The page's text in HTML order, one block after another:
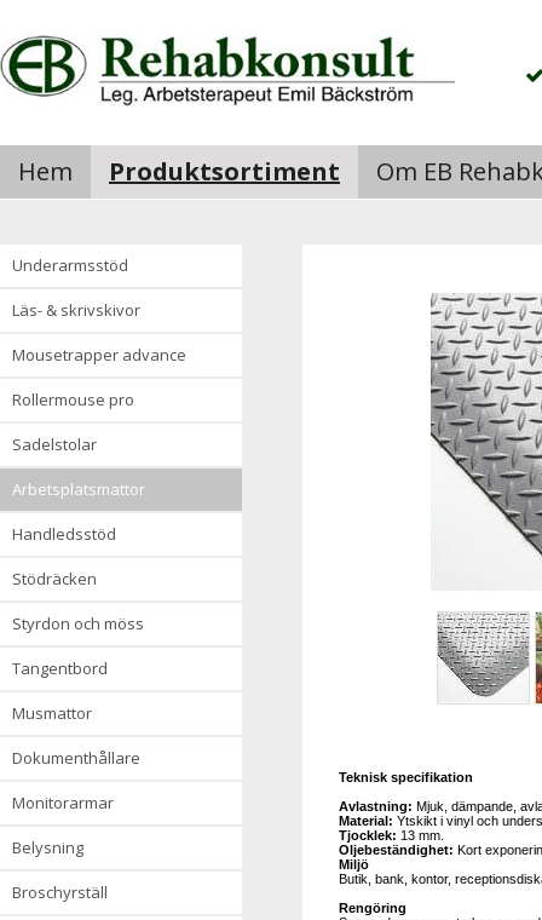
Hem Produktsortiment Om EB
underarmsstöd
läs- & skrivskivor
mousetrapper advance
rollermouse pro
sadelstolar
arbetsplatsmattor
handledsstöd
stödräcken
styrdon och möss
tangentbord
musmattor
dokumenthållare
monitorarmar
belysning
broschyrställ
Teknisk specifikation
Avlastning: Mjuk, dämpande,
Material: Ytskikt i vinyl och
Tjocklek: 13 mm.
Oljebeständighet: Kort
Miljö
Butik, bank, kontor,
Rengöring